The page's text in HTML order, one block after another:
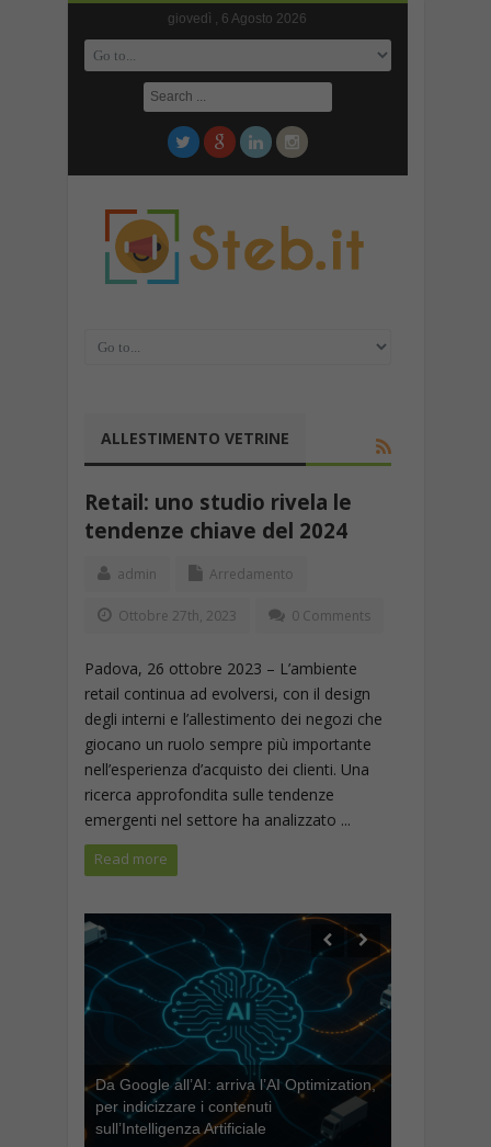
giovedì , 6 Agosto 2026
ALLESTIMENTO VETRINE
Retail: uno studio rivela le
tendenze chiave del 2024
admin Arredamento
Ottobre 27th, 2023 0 Comments
Padova, 26 ottobre 2023 – L’ambiente
retail continua ad evolversi, con il design
degli interni e l’allestimento dei negozi che
giocano un ruolo sempre più importante
nell’esperienza d’acquisto dei clienti. Una
ricerca approfondita sulle tendenze
emergenti nel settore ha analizzato ...
Read more
Da Google all’AI: arriva l’AI Optimization,
per indicizzare i contenuti
sull’Intelligenza Artificiale